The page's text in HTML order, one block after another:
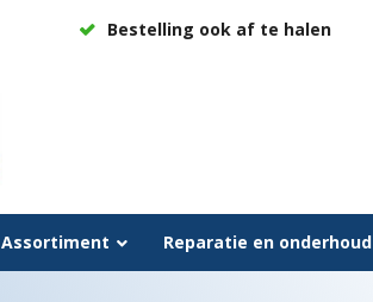
Bestelling ook af te halen
Assortiment Reparatie en onderhoud